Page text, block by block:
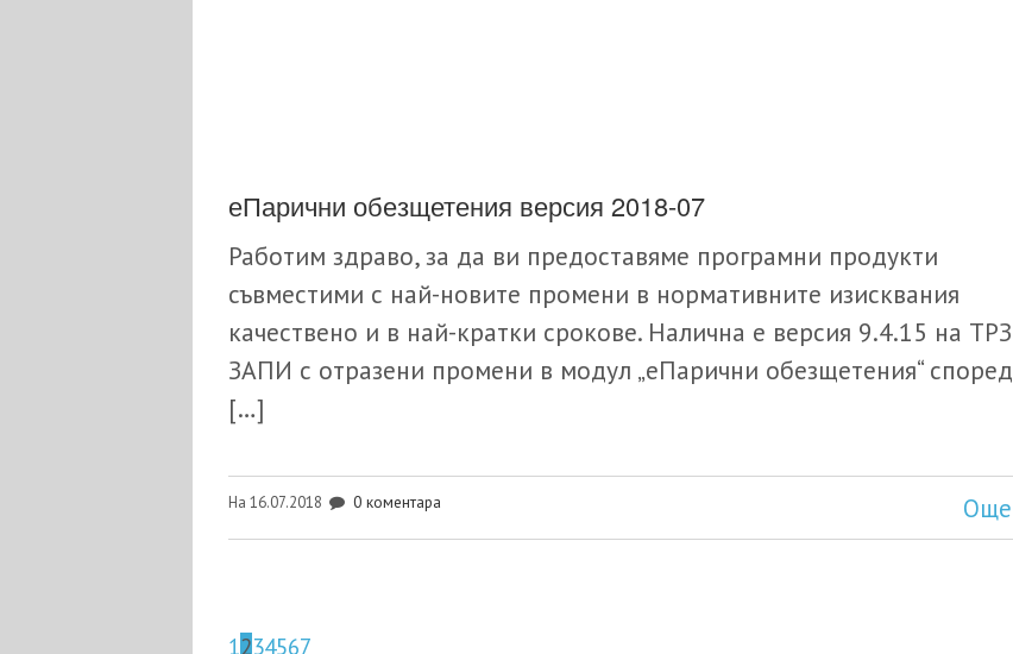
еПарични обезщетения версия 2018-07
Работим здраво, за да ви предоставяме програмни продукти
съвместими с най-новите промени в нормативните изисквания
качествено и в най-кратки срокове. Налична е версия 9.4.15 на ТРЗ
ЗАПИ с отразени промени в модул „еПарични обезщетения“ според
[…]
На 16.07.2018 0 коментара Още
1234567